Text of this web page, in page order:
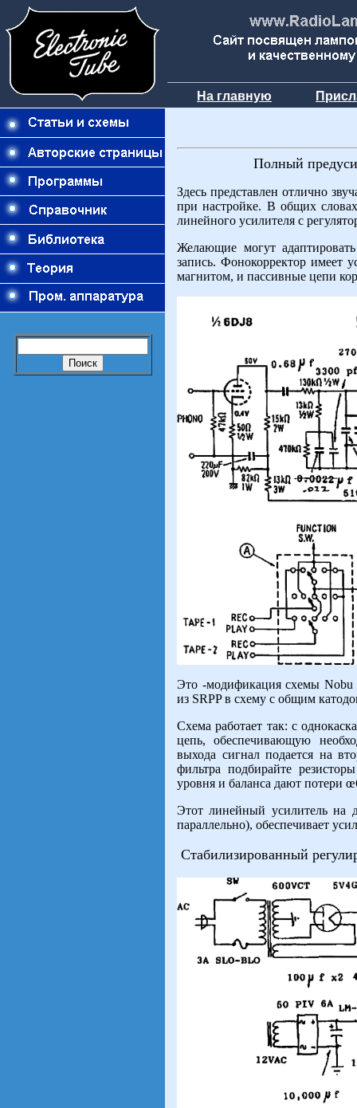
На главную
Полный
Здесь представлен отлично
при настройке. В общих
линейного усилителя с
Желающие могут
запись. Фонокорректор имеет
магнитом, и пассивные цепи
Это -модификация схемы Nobu
из SRPP в схему с общим
Схема работает так: с
цепь, обеспечивающую
выхода сигнал подается на
фильтра подбирайте
уровня и баланса дают потери
Этот линейный усилитель на
параллельно), обеспечивает
Стабилизированный